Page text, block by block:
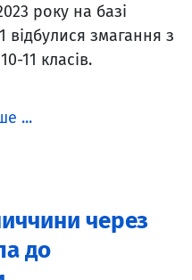
року на базі
змагання з
11 класів.
...
через
до